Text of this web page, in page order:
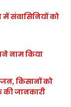
में संवासिनियों को
नाम किया
किसानों को
की जानकारी